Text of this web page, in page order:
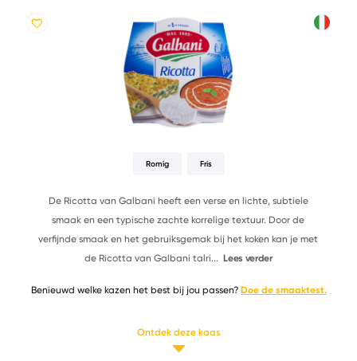
Romig Fris
De Ricotta van Galbani heeft een verse en lichte, subtiele
smaak en een typische zachte korrelige textuur. Door de
verfijnde smaak en het gebruiksgemak bij het koken kan je met
de Ricotta van Galbani talri... Lees verder
Benieuwd welke kazen het best bij jou passen? Doe de smaaktest.
Ontdek deze kaas